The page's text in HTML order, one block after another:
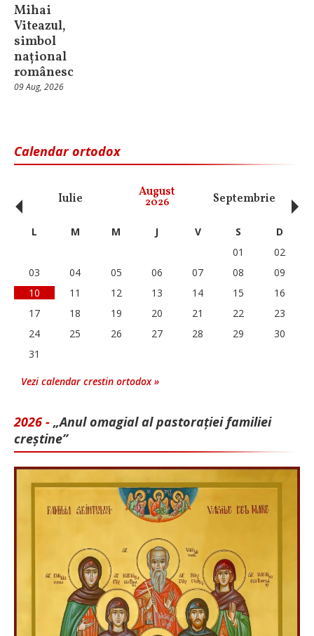
Mihai
Viteazul,
simbol
național
românesc
09 Aug, 2026
Calendar ortodox
Iulie August
2026 Septembrie
‹ L M M J V S
D
01
02
03
04 05 06 07 08
09
10
11 12 13 14 15
16
17
18 19 20 21 22
23
24
25 26 27 28 29
30
31
Vezi calendar crestin ortodox »
2026 - „Anul omagial al pastorației familiei
creștine”